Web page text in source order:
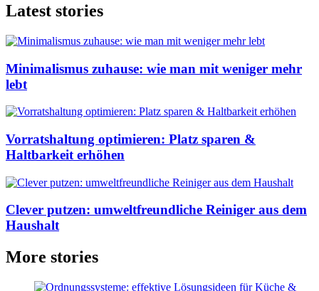
Latest stories
Minimalismus zuhause: wie man mit weniger mehr
lebt
Vorratshaltung optimieren: Platz sparen &
Haltbarkeit erhöhen
Clever putzen: umweltfreundliche Reiniger aus dem
Haushalt
More stories